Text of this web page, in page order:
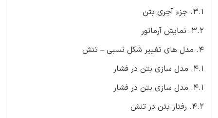
3.1. جزء آجری بتن
3.2. نمایش آرماتور
4. مدل های تغییر شکل نسبی – تنش
4.1. مدل سازی بتن در فشار
4.1. مدل سازی بتن در فشار
4.2. رفتار بتن در تنش